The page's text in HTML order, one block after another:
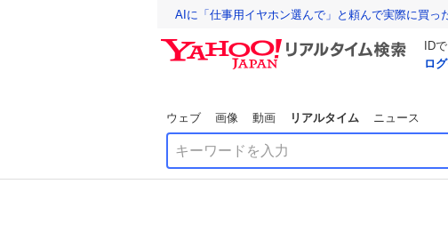
AIに「仕事用イヤホン選んで」と頼んで実際に買っ
ID
ロ
ウェブ 画像 動画 リアルタイム ニュース